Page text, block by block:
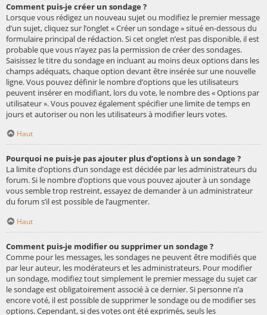
Comment puis-je créer un sondage ?
Lorsque vous rédigez un nouveau sujet ou modifiez le premier message
d’un sujet, cliquez sur l’onglet « Créer un sondage » situé en-dessous du
formulaire principal de rédaction. Si cet onglet n’est pas disponible, il est
probable que vous n’ayez pas la permission de créer des sondages.
Saisissez le titre du sondage en incluant au moins deux options dans les
champs adéquats, chaque option devant être insérée sur une nouvelle
ligne. Vous pouvez définir le nombre d’options que les utilisateurs
peuvent insérer en modifiant, lors du vote, le nombre des « Options par
utilisateur ». Vous pouvez également spécifier une limite de temps en
jours et autoriser ou non les utilisateurs à modifier leurs votes.
Haut
Pourquoi ne puis-je pas ajouter plus d’options à un sondage ?
La limite d’options d’un sondage est décidée par les administrateurs du
forum. Si le nombre d’options que vous pouvez ajouter à un sondage
vous semble trop restreint, essayez de demander à un administrateur
du forum s’il est possible de l’augmenter.
Haut
Comment puis-je modifier ou supprimer un sondage ?
Comme pour les messages, les sondages ne peuvent être modifiés que
par leur auteur, les modérateurs et les administrateurs. Pour modifier
un sondage, modifiez tout simplement le premier message du sujet car
le sondage est obligatoirement associé à ce dernier. Si personne n’a
encore voté, il est possible de supprimer le sondage ou de modifier ses
options. Cependant, si des votes ont été exprimés, seuls les